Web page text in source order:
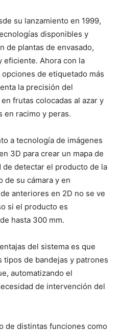
su lanzamiento en 1999,
disponibles y
de plantas de envasado,
eficiente. Ahora con la
de etiquetado más
la precisión del
frutas colocadas al azar y
en racimo y peras.
a tecnología de imágenes
3D para crear un mapa de
detectar el producto de la
de su cámara y en
anteriores en 2D no se ve
si el producto es
hasta 300 mm.
del sistema es que
de bandejas y patrones
automatizando el
de intervención del
de distintas funciones como